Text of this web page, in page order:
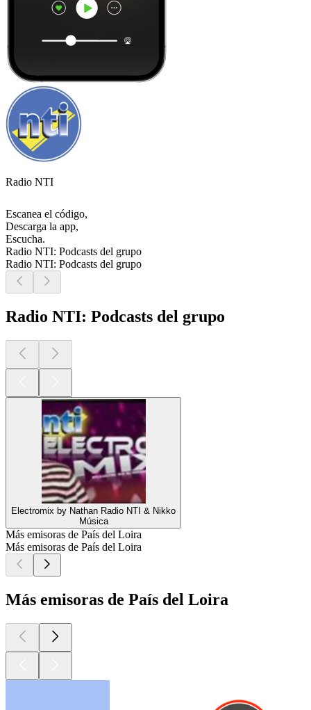
Radio NTI
Escanea el código,
Descarga la app,
Escucha.
Radio NTI: Podcasts del grupo
Radio NTI: Podcasts del grupo
Radio NTI: Podcasts del grupo
Electromix by Nathan Radio NTI & Nikko
Música
Más emisoras de País del Loira
Más emisoras de País del Loira
Más emisoras de País del Loira